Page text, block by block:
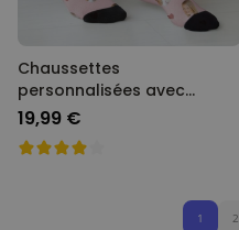
Chaussettes
personnalisées avec
animal de compagnie et
visage
19,99 €
1 2